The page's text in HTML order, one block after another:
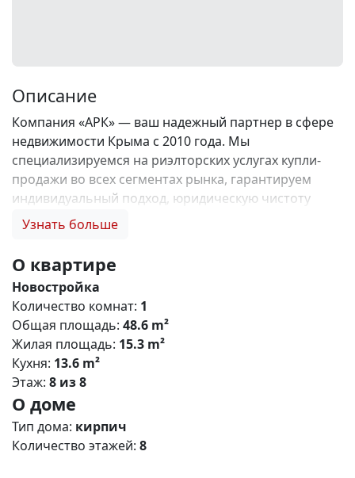
Описание
Компания «АРК» — ваш надежный партнер в сфере
недвижимости Крыма с 2010 года. Мы
специализируемся на риэлторских услугах купли-
продажи во всех сегментах рынка, гарантируем
индивидуальный подход, юридическую чистоту
объектов и безопасность сделок. Самое ценное для
нас, Вы получаете: 1. 0% комиссии и оформление
ипотеки бесплатно; 2. Покупку недвижимости по
цене застройщика + акции, бонусы, подарки; 3.
Экспертное мнение о каждом застройщике. Ваши
интересы — наш приоритет! 4. Профессиональную
поддержку на всех этапах сделки до получения
ключей; 5. Фейерверк подарков🎁 🎁 🎁! Купи с
нами и выбери свой ПОДАРОК! Жилой комплекс
«Зелёный квартал» (Симферополь) Общая
концепция «Зелёный квартал» — современный
жилой комплекс комфорт‑класса, сочетающий
Узнать больше
О квартире
Новостройка
Количество комнат: 1
Общая площадь: 48.6 m²
Жилая площадь: 15.3 m²
Кухня: 13.6 m²
Этаж: 8 из 8
О доме
Тип дома: кирпич
Количество этажей: 8